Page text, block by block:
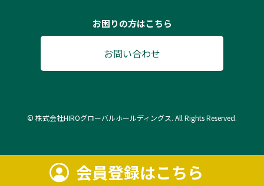
会員登録はこちら
お困りの方はこちら
お問い合わせ
© 株式会社HIROグローバルホールディングス. All Rights Reserved.